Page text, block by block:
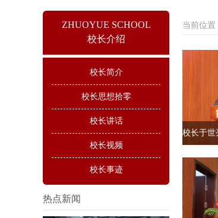
ZHUOYUE SCHOOL
校长介绍
校长简介
校长思想拾零
校长讲话
校长视频
校长事迹
热点新闻
当前位置